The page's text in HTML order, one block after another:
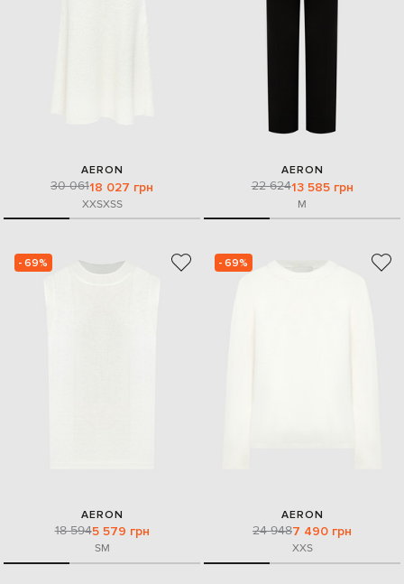
AERON
30 06118 027 грн
XXSXSS
AERON
22 62413 585 грн
M
- 69%
AERON
18 5945 579 грн
SM
- 69%
AERON
24 9487 490 грн
XXS